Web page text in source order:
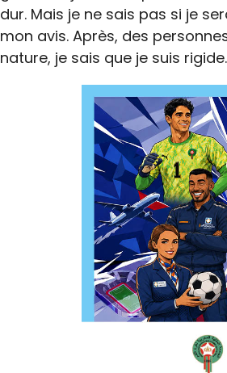
dur. Mais je ne sais pas si je
mon avis. Après, des
nature, je sais que je suis